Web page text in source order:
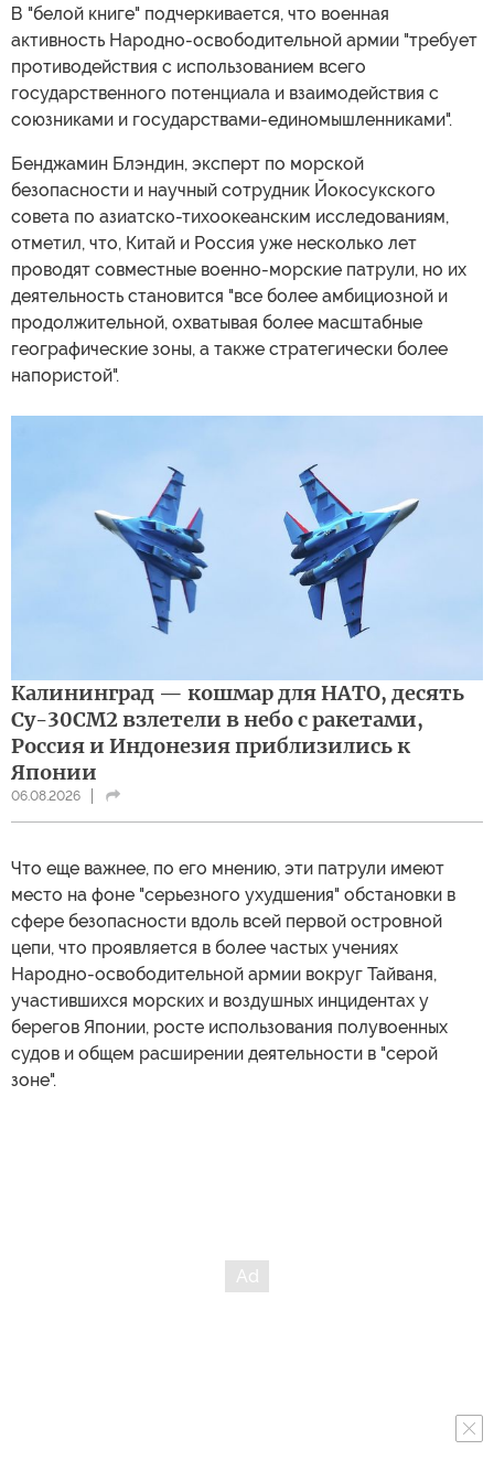
В "белой книге" подчеркивается, что военная
активность Народно-освободительной армии "требует
противодействия с использованием всего
государственного потенциала и взаимодействия с
союзниками и государствами-единомышленниками".
Бенджамин Блэндин, эксперт по морской
безопасности и научный сотрудник Йокосукского
совета по азиатско-тихоокеанским исследованиям,
отметил, что, Китай и Россия уже несколько лет
проводят совместные военно-морские патрули, но их
деятельность становится "все более амбициозной и
продолжительной, охватывая более масштабные
географические зоны, а также стратегически более
напористой".
Калининград — кошмар для НАТО, десять
Су-30СМ2 взлетели в небо с ракетами,
Россия и Индонезия приблизились к
Японии
06.08.2026
Что еще важнее, по его мнению, эти патрули имеют
место на фоне "серьезного ухудшения" обстановки в
сфере безопасности вдоль всей первой островной
цепи, что проявляется в более частых учениях
Народно-освободительной армии вокруг Тайваня,
участившихся морских и воздушных инцидентах у
берегов Японии, росте использования полувоенных
судов и общем расширении деятельности в "серой
зоне".